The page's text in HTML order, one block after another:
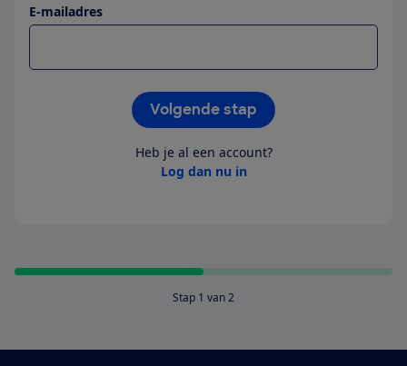
E-mailadres
Volgende stap
Heb je al een account?
Log dan nu in
Stap 1 van 2